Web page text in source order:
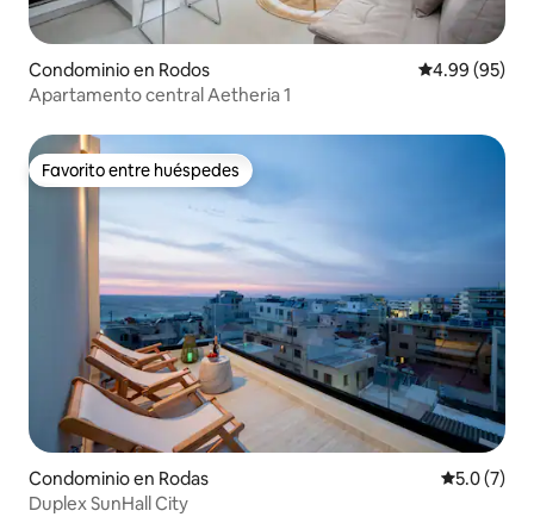
Condominio en Rodos Calificación
4.99 (95)
Apartamento central Aetheria 1
Favorito entre huéspedes
Favorito entre huéspedes
Condominio en Rodas
5.0 (7)
Duplex SunHall City